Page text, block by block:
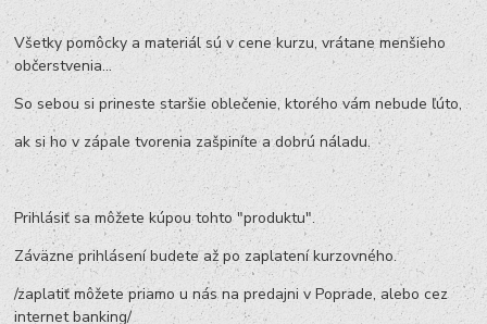
Všetky pomôcky a materiál sú v cene kurzu, vrátane menšieho
občerstvenia...
So sebou si prineste staršie oblečenie, ktorého vám nebude ľúto,
ak si ho v zápale tvorenia zašpiníte a dobrú náladu.
Prihlásiť sa môžete kúpou tohto "produktu".
Záväzne prihlásení budete až po zaplatení kurzovného.
/zaplatiť môžete priamo u nás na predajni v Poprade, alebo cez
internet banking/